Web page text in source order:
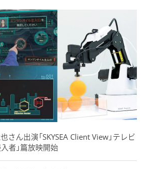
さん出演「SKYSEA Client View」テレビ
入者」篇放映開始